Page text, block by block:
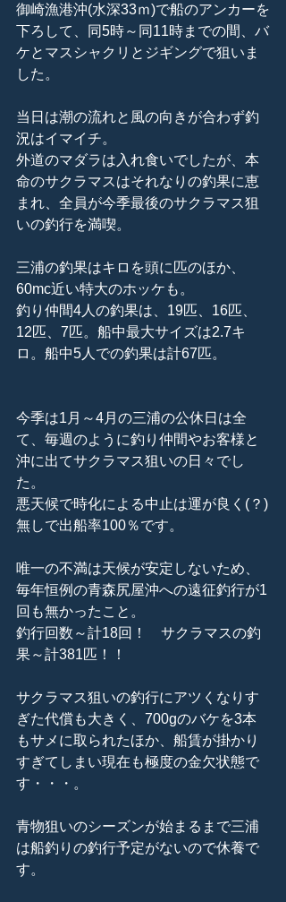
御崎漁港沖(水深33ｍ)で船のアンカーを
下ろして、同5時～同11時までの間、バ
ケとマスシャクリとジギングで狙いま
した。
当日は潮の流れと風の向きが合わず釣
況はイマイチ。
外道のマダラは入れ食いでしたが、本
命のサクラマスはそれなりの釣果に恵
まれ、全員が今季最後のサクラマス狙
いの釣行を満喫。
三浦の釣果はキロを頭に匹のほか、
60mc近い特大のホッケも。
釣り仲間4人の釣果は、19匹、16匹、
12匹、7匹。船中最大サイズは2.7キ
ロ。船中5人での釣果は計67匹。
今季は1月～4月の三浦の公休日は全
て、毎週のように釣り仲間やお客様と
沖に出てサクラマス狙いの日々でし
た。
悪天候で時化による中止は運が良く(？)
無しで出船率100％です。
唯一の不満は天候が安定しないため、
毎年恒例の青森尻屋沖への遠征釣行が1
回も無かったこと。
釣行回数～計18回！　サクラマスの釣
果～計381匹！！
サクラマス狙いの釣行にアツくなりす
ぎた代償も大きく、700gのバケを3本
もサメに取られたほか、船賃が掛かり
すぎてしまい現在も極度の金欠状態で
す・・・。
青物狙いのシーズンが始まるまで三浦
は船釣りの釣行予定がないので休養で
す。